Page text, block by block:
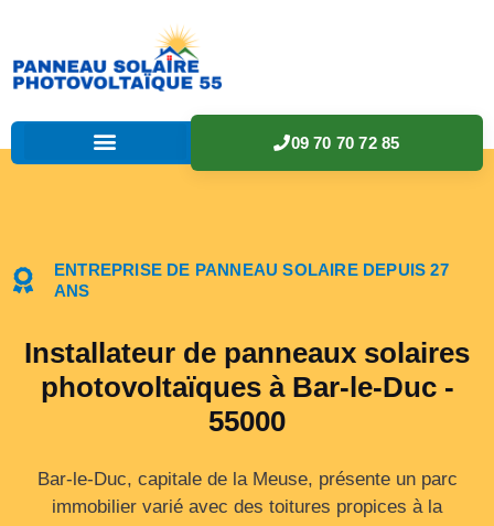
09 70 70 72 85
ENTREPRISE DE PANNEAU SOLAIRE DEPUIS 27
ANS
Installateur de panneaux solaires
photovoltaïques à Bar-le-Duc -
55000
Bar-le-Duc, capitale de la Meuse, présente un parc
immobilier varié avec des toitures propices à la